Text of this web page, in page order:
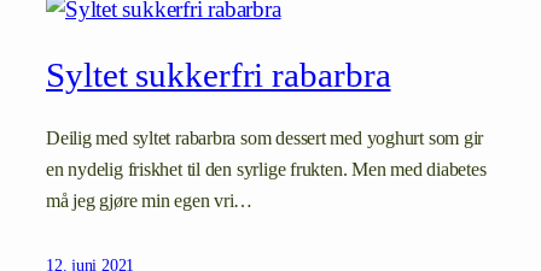
Syltet sukkerfri rabarbra
Deilig med syltet rabarbra som dessert med yoghurt som gir
en nydelig friskhet til den syrlige frukten. Men med diabetes
må jeg gjøre min egen vri…
12. juni 2021